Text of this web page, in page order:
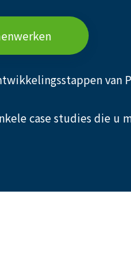
van
case studies die u